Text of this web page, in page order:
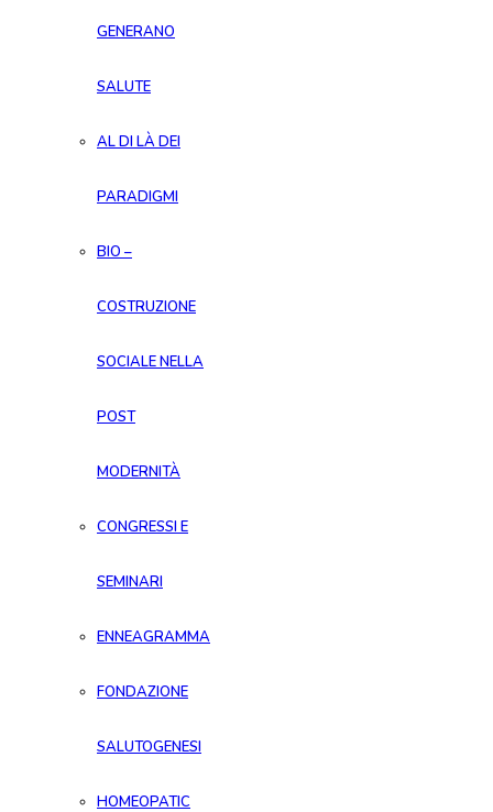
GENERANO
SALUTE
AL DI LÀ DEI
PARADIGMI
BIO –
COSTRUZIONE
SOCIALE NELLA
POST
MODERNITÀ
CONGRESSI E
SEMINARI
ENNEAGRAMMA
FONDAZIONE
SALUTOGENESI
HOMEOPATIC